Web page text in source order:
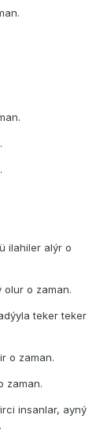
ilahiler alýr o
olur o zaman.
teker teker
o zaman.
zaman.
insanlar, ayný